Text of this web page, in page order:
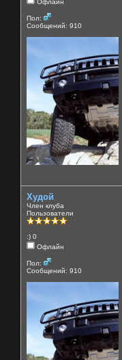
Офлайн
Пол:
Сообщений: 910
Худой
Член клуба
Пользователи
:) 0
Офлайн
Пол:
Сообщений: 910